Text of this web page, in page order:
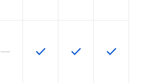
Ta funkcja nie jest dostępna w
horizontal_rule Ta funkcja jest dostępna
check Ta funkcja jest
check Ta
check